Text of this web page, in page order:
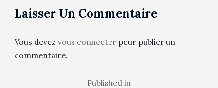
Laisser Un Commentaire
Vous devez vous connecter pour publier un
commentaire.
Published in